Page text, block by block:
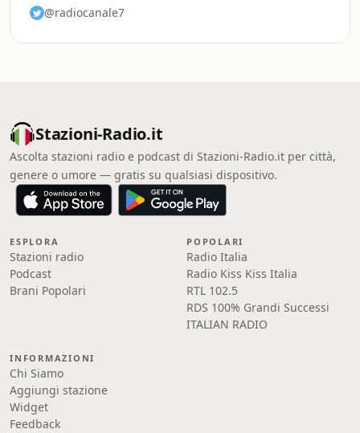
@radiocanale7
Stazioni-Radio.it
Ascolta stazioni radio e podcast di Stazioni-Radio.it per città,
genere o umore — gratis su qualsiasi dispositivo.
ESPLORA
Stazioni radio
Podcast
Brani Popolari
POPOLARI
Radio Italia
Radio Kiss Kiss Italia
RTL 102.5
RDS 100% Grandi Successi
ITALIAN RADIO
INFORMAZIONI
Chi Siamo
Aggiungi stazione
Widget
Feedback